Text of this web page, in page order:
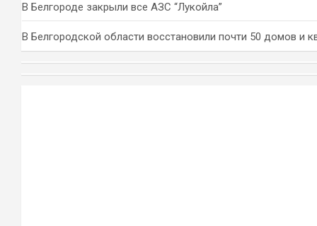
В Белгороде закрыли все АЗС “Лукойла”
В Белгородской области восстановили почти 50 домов и